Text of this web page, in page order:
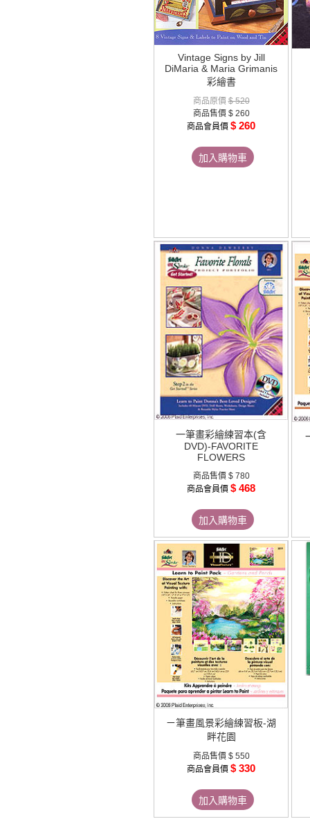
Vintage Signs by Jill
DiMaria & Maria Grimanis
彩繪書
商品原價$ 520
商品售價 $ 260
商品會員價 $ 260
加入購物車
一筆畫彩繪練習本(含
DVD)-FAVORITE
FLOWERS
商品售價 $ 780
商品會員價 $ 468
加入購物車
ㄧ筆畫風景彩繪練習板-湖
畔花園
商品售價 $ 550
商品會員價 $ 330
加入購物車